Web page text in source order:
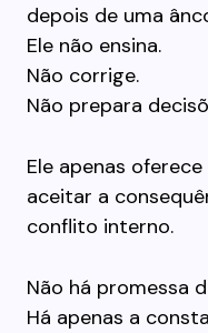
depois de uma
Ele não ensina.
Não corrige.
Não prepara
Ele apenas
aceitar a
conflito interno.
Não há promessa
Há apenas a